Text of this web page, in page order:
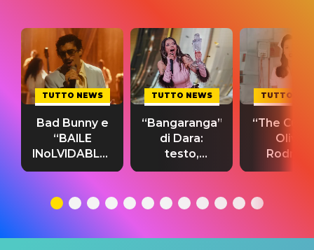
TUTTO NEWS
Bad Bunny e
“BAILE
INoLVIDABLE”:
testo,
significato
TUTTO NEWS
“Bangaranga”
di Dara:
testo,
traduzione e
del singolo
TUTTO
“The
Olivia
testo,